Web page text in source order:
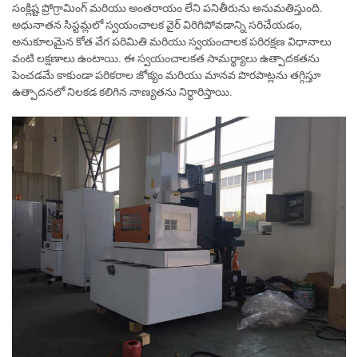
సంక్లిష్ట ప్రోగ్రామింగ్ మరియు అంతరాయం లేని పనితీరును అనుమతిస్తుంది.
అధునాతన సిస్టమ్లలో స్వయంచాలక వైర్ విరిగిపోవడాన్ని సరిచేయడం,
అనుకూలమైన కోత వేగ పరిమితి మరియు స్వయంచాలక పరిరక్షణ విధానాలు
వంటి లక్షణాలు ఉంటాయి. ఈ స్వయంచాలకత సామర్థ్యాలు ఉత్పాదకతను
పెంచడమే కాకుండా పరికరాల జోక్యం మరియు మానవ పొరపాట్లను తగ్గిస్తూ
ఉత్పాదనలో నిలకడ కలిగిన నాణ్యతను నిర్ధారిస్తాయి.